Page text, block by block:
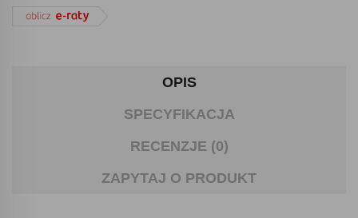
OPIS
SPECYFIKACJA
RECENZJE (0)
ZAPYTAJ O PRODUKT